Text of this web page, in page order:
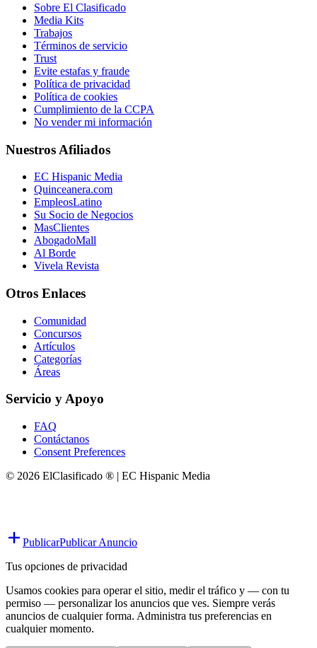
Sobre El Clasificado
Media Kits
Trabajos
Términos de servicio
Trust
Evite estafas y fraude
Política de privacidad
Política de cookies
Cumplimiento de la CCPA
No vender mi información
Nuestros Afiliados
EC Hispanic Media
Quinceanera.com
EmpleosLatino
Su Socio de Negocios
MasClientes
AbogadoMall
Al Borde
Vivela Revista
Otros Enlaces
Comunidad
Concursos
Artículos
Categorías
Áreas
Servicio y Apoyo
FAQ
Contáctanos
Consent Preferences
© 2026 ElClasificado ® | EC Hispanic Media
PublicarPublicar Anuncio
Tus opciones de privacidad
Usamos cookies para operar el sitio, medir el tráfico y — con tu
permiso — personalizar los anuncios que ves. Siempre verás
anuncios de cualquier forma. Administra tus preferencias en
cualquier momento.